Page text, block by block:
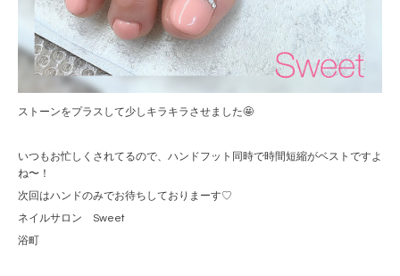
ストーンをプラスして少しキラキラさせました🤩
いつもお忙しくされてるので、ハンドフット同時で時間短縮がベストですよ
ね〜！
次回はハンドのみでお待ちしておりまーす♡
ネイルサロン Sweet
浴町